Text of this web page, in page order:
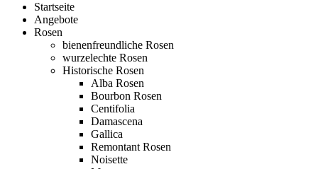
Startseite
Angebote
Rosen
bienenfreundliche Rosen
wurzelechte Rosen
Historische Rosen
Alba Rosen
Bourbon Rosen
Centifolia
Damascena
Gallica
Remontant Rosen
Noisette